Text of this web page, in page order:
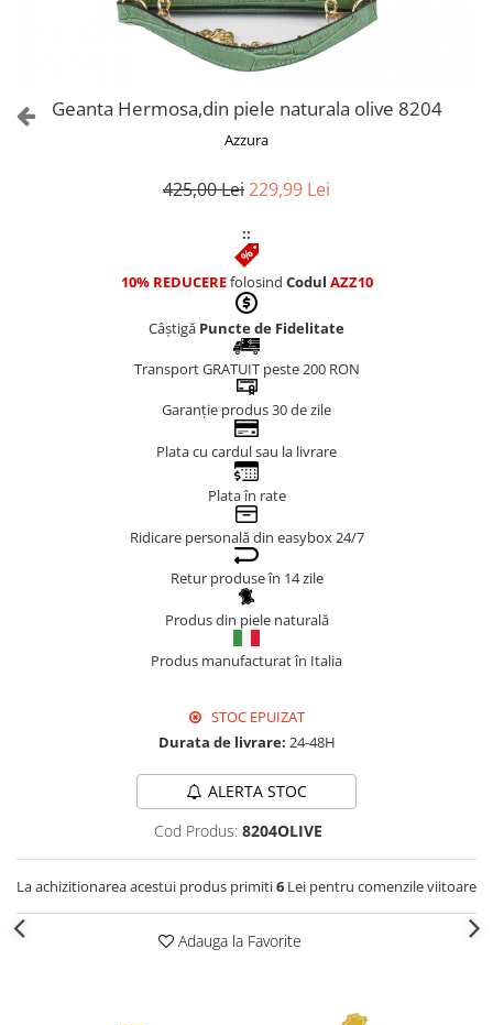
Genți AlbeGeanta Hermosa,din piele naturala olive 8204
Azzura
425,00 Lei229,99 Lei
::
10% REDUCEREfolosind Codul AZZ10
Câștigă Puncte de Fidelitate
Transport GRATUIT peste 200 RON
Garanție produs 30 de zile
Plata cu cardul sau la livrare
Plata în rate
Ridicare personală din easybox 24/7
Retur produse în 14 zile
Produs din piele naturală
Produs manufacturat în Italia
STOC EPUIZAT
Durata de livrare: 24-48H
ALERTA STOC
Cod Produs: 8204OLIVE
La achizitionarea acestui produs primiti6 Lei pentru comenzile viitoare
Adauga la Favorite